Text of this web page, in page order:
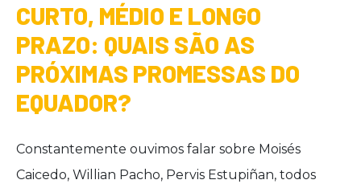
CURTO, MÉDIO E LONGO
PRAZO: QUAIS SÃO AS
PRÓXIMAS PROMESSAS DO
EQUADOR?
Constantemente ouvimos falar sobre Moisés
Caicedo, Willian Pacho, Pervis Estupiñan, todos